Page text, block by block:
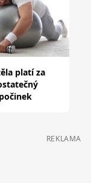
platí za
REKLAMA